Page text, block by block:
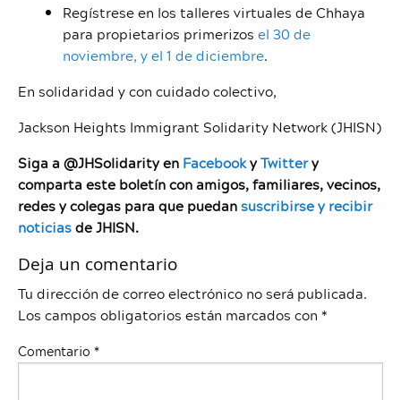
Regístrese en los talleres virtuales de Chhaya
para propietarios primerizos el 30 de
noviembre, y el 1 de diciembre.
En solidaridad y con cuidado colectivo,
Jackson Heights Immigrant Solidarity Network (JHISN)
Siga a @JHSolidarity en FacebookyTwittery
comparta este boletín con amigos, familiares, vecinos,
redes y colegas para que puedansuscribirse y recibir
noticiasde JHISN.
Deja un comentario
Tu dirección de correo electrónico no será publicada.
Los campos obligatorios están marcados con *
Comentario *